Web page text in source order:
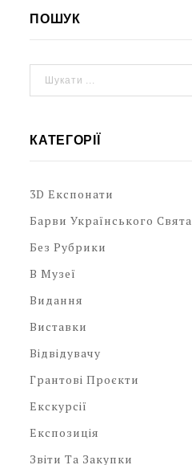
ПОШУК
КАТЕГОРІЇ
3D Експонати
Барви Українського Свята
Без Рубрики
В Музеї
Видання
Виставки
Відвідувачу
Грантові Проєкти
Екскурсії
Експозиція
Звіти Та Закупки